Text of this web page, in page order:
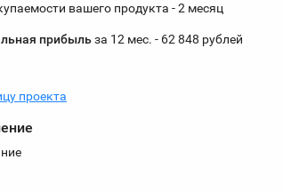
вашего продукта - 2 месяц
прибыльза 12 мес. - 62 848 рублей
проекта